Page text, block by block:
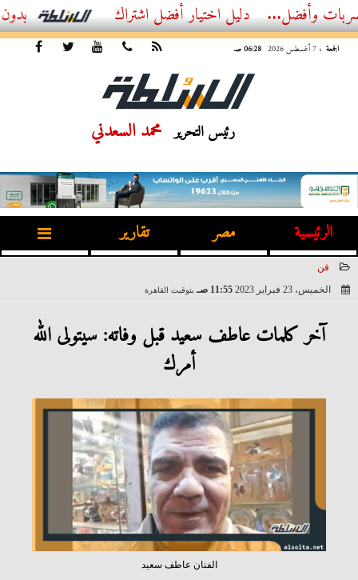
أفضل اشتراك IPTV بدون تقطيع 2026 – دليل المشاهد العصري
الجمعة ، 7 أغسطس 2026 06:28 صـ
رئيس التحرير محمد السعدني
الرئيسية مصر تقارير
فن
الخميس، 23 فبراير 2023
11:55 صـ بتوقيت القاهرة
آخر كلمات عاطف سعيد قبل وفاته: سيتولى الله
أمرك
الفنان عاطف سعيد